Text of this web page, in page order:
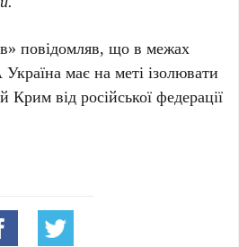
повідомляв, що в межах
має на меті ізолювати
Крим від російської федерації